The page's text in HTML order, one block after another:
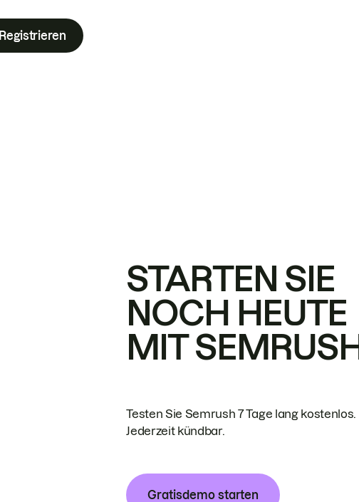
Registrieren
STARTEN SIE
NOCH HEUTE
MIT
Testen Sie Semrush 7 Tage lang kostenlos.
Jederzeit kündbar.
Gratisdemo starten